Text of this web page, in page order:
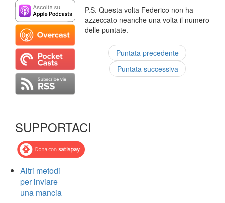
SUPPORTACI
Altri metodi
per inviare
una mancia
P.S. Questa volta Federico non ha
azzeccato neanche una volta il numero
delle puntate.
Puntata precedente
Puntata successiva